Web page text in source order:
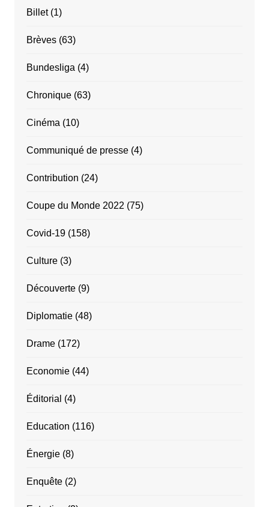
Billet(1)
Brèves(63)
Bundesliga (4)
Chronique(63)
Cinéma (10)
Communiqué de presse(4)
Contribution (24)
Coupe du Monde 2022 (75)
Covid-19(158)
Culture(3)
Découverte(9)
Diplomatie(48)
Drame(172)
Economie(44)
Éditorial (4)
Education (116)
Énergie(8)
Enquête(2)